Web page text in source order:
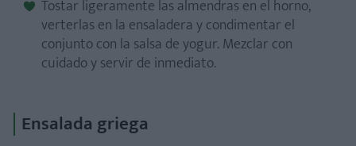
Tostar ligeramente las almendras en el horno,
verterlas en la ensaladera y condimentar el
conjunto con la salsa de yogur. Mezclar con
cuidado y servir de inmediato.
Ensalada griega